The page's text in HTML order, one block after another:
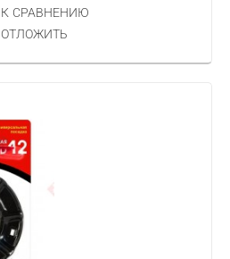
К СРАВНЕНИЮ
ОТЛОЖИТЬ